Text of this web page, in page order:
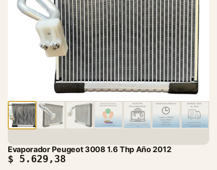
Evaporador Peugeot 3008 1.6 Thp Año 2012
$ 5.629,38